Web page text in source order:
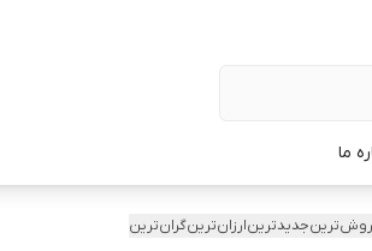
ما
جدیدترینارزان‌ترینگران‌ترین